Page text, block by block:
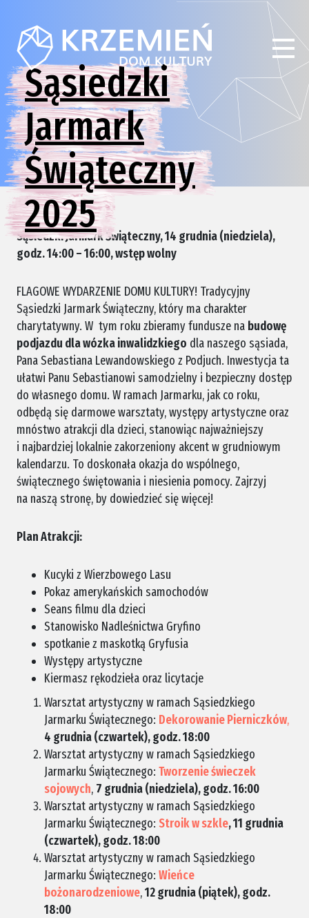
Sąsiedzki
Jarmark
Świąteczny
2025
Sąsiedzki Jarmark Świąteczny, 14 grudnia (niedziela),
godz. 14:00 – 16:00, wstęp wolny
FLAGOWE WYDARZENIE DOMU KULTURY! Tradycyjny
Sąsiedzki Jarmark Świąteczny, który ma charakter
charytatywny. W tym roku zbieramy fundusze na budowę
podjazdu dla wózka inwalidzkiego dla naszego sąsiada,
Pana Sebastiana Lewandowskiego z Podjuch. Inwestycja ta
ułatwi Panu Sebastianowi samodzielny i bezpieczny dostęp
do własnego domu. W ramach Jarmarku, jak co roku,
odbędą się darmowe warsztaty, występy artystyczne oraz
mnóstwo atrakcji dla dzieci, stanowiąc najważniejszy
i najbardziej lokalnie zakorzeniony akcent w grudniowym
kalendarzu. To doskonała okazja do wspólnego,
świątecznego świętowania i niesienia pomocy. Zajrzyj
na naszą stronę, by dowiedzieć się więcej!
Plan Atrakcji:
Kucyki z Wierzbowego Lasu
Pokaz amerykańskich samochodów
Seans filmu dla dzieci
Stanowisko Nadleśnictwa Gryfino
spotkanie z maskotką Gryfusia
Występy artystyczne
Kiermasz rękodzieła oraz licytacje
Warsztat artystyczny w ramach Sąsiedzkiego
Jarmarku Świątecznego: Dekorowanie Pierniczków,
4 grudnia (czwartek), godz. 18:00
Warsztat artystyczny w ramach Sąsiedzkiego
Jarmarku Świątecznego: Tworzenie świeczek
sojowych, 7 grudnia (niedziela), godz. 16:00
Warsztat artystyczny w ramach Sąsiedzkiego
Jarmarku Świątecznego: Stroik w szkle, 11 grudnia
(czwartek), godz. 18:00
Warsztat artystyczny w ramach Sąsiedzkiego
Jarmarku Świątecznego: Wieńce
bożonarodzeniowe,12 grudnia (piątek), godz.
18:00